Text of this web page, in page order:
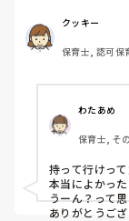
問しましたが、
このような場合
でしょうか？
クッキー
保育士, 認可保
わたあめ
保育士, そ
持って行けっ
本当によかった
うーん？って
ありがとうご